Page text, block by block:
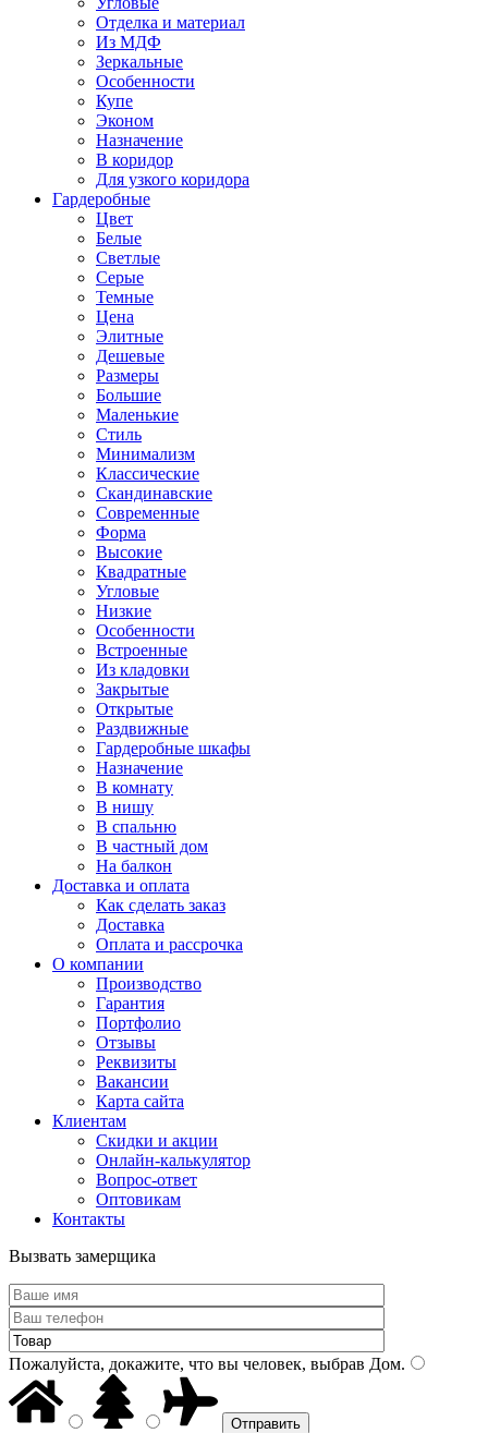
Отделка и материал
Из МДФ
Зеркальные
Особенности
Купе
Эконом
Назначение
В коридор
Для узкого коридора
Гардеробные
Цвет
Белые
Светлые
Серые
Темные
Цена
Элитные
Дешевые
Размеры
Большие
Маленькие
Стиль
Минимализм
Классические
Скандинавские
Современные
Форма
Высокие
Квадратные
Угловые
Низкие
Особенности
Встроенные
Из кладовки
Закрытые
Открытые
Раздвижные
Гардеробные шкафы
Назначение
В комнату
В нишу
В спальню
В частный дом
На балкон
Доставка и оплата
Как сделать заказ
Доставка
Оплата и рассрочка
О компании
Производство
Гарантия
Портфолио
Отзывы
Реквизиты
Вакансии
Карта сайта
Клиентам
Скидки и акции
Онлайн-калькулятор
Вопрос-ответ
Оптовикам
Контакты
Вызвать замерщика
Пожалуйста, докажите, что вы человек, выбрав Дом.